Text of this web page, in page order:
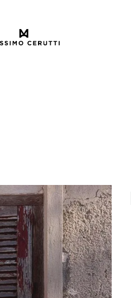
cartera
ballerina
adelaida
tina
sneakers